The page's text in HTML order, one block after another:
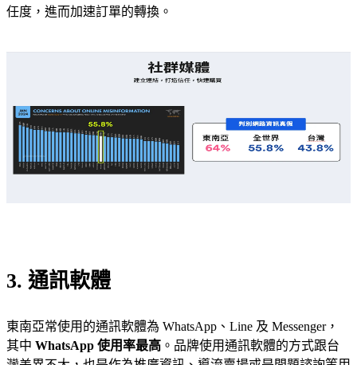
任度，進而加速訂單的轉換。
3. 通訊軟體
東南亞常使用的通訊軟體為 WhatsApp、Line 及 Messenger，
其中 WhatsApp 使用率最高 。品牌使用通訊軟體的方式跟台